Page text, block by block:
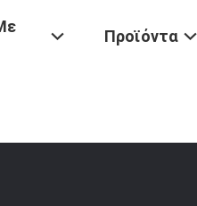
Προϊόντα